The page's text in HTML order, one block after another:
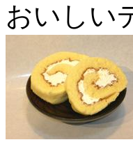
おいしい